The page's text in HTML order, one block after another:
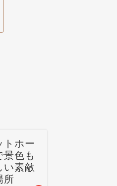
気です。ロケーションは？ヒ
まで徒歩圏内です。
トホー
景色も
い素敵
所